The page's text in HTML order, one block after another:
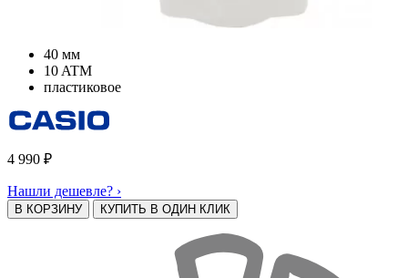
40 мм
10 ATM
пластиковое
4 990 ₽
Нашли дешевле? ›
В КОРЗИНУ КУПИТЬ В ОДИН КЛИК